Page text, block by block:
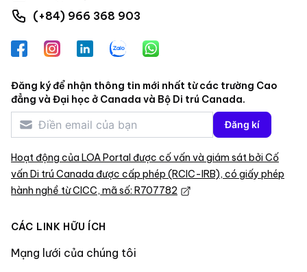
(+84) 966 368 903
FacebookInstagramLinkedInZalo WhatsApp
Đăng ký để nhận thông tin mới nhất từ các trường Cao
đẳng và Đại học ở Canada và Bộ Di trú Canada.
Đăng kí
Hoạt động của LOA Portal được cố vấn và giám sát bởi Cố
vấn Di trú Canada được cấp phép (RCIC-IRB), có giấy phép
hành nghề từ CICC, mã số: R707782
CÁC LINK HỮU ÍCH
Mạng lưới của chúng tôi